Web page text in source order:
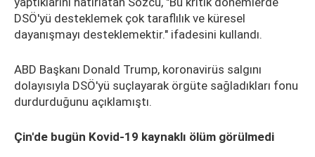
DSÖ'yü desteklemek çok taraflılık ve küresel
dayanışmayı desteklemektir." ifadesini kullandı.
ABD Başkanı Donald Trump, koronavirüs salgını
dolayısıyla DSÖ'yü suçlayarak örgüte sağladıkları fonu
durdurduğunu açıklamıştı.
Çin'de bugün Kovid-19 kaynaklı ölüm görülmedi